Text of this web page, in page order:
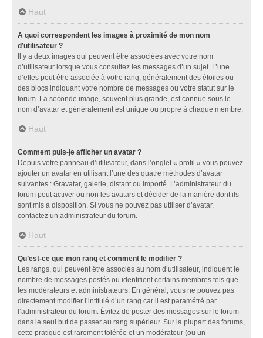
Haut
A quoi correspondent les images à proximité de mon nom
d’utilisateur ?
Il y a deux images qui peuvent être associées avec votre nom
d’utilisateur lorsque vous consultez les messages d’un sujet. L’une
d’elles peut être associée à votre rang, généralement des étoiles ou
des blocs indiquant votre nombre de messages ou votre statut sur le
forum. La seconde image, souvent plus grande, est connue sous le
nom d’avatar et généralement est unique ou propre à chaque membre.
Haut
Comment puis-je afficher un avatar ?
Depuis votre panneau d’utilisateur, dans l’onglet « profil » vous pouvez
ajouter un avatar en utilisant l’une des quatre méthodes d’avatar
suivantes : Gravatar, galerie, distant ou importé. L’administrateur du
forum peut activer ou non les avatars et décider de la manière dont ils
sont mis à disposition. Si vous ne pouvez pas utiliser d’avatar,
contactez un administrateur du forum.
Haut
Qu’est-ce que mon rang et comment le modifier ?
Les rangs, qui peuvent être associés au nom d’utilisateur, indiquent le
nombre de messages postés ou identifient certains membres tels que
les modérateurs et administrateurs. En général, vous ne pouvez pas
directement modifier l’intitulé d’un rang car il est paramétré par
l’administrateur du forum. Évitez de poster des messages sur le forum
dans le seul but de passer au rang supérieur. Sur la plupart des forums,
cette pratique est rarement tolérée et un modérateur (ou un